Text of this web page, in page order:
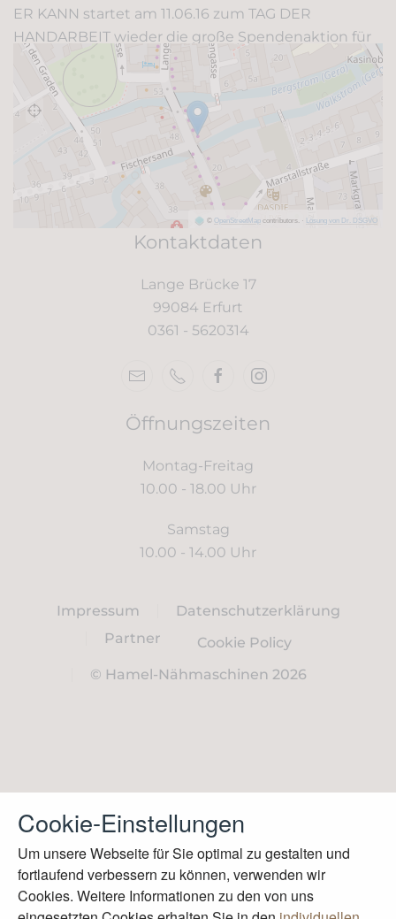
ER KANN startet am 11.06.16 zum TAG DER
HANDARBEIT wieder die große Spendenaktion für
Kinder aus wirtschaftlich schwächeren Familien.
Nähen, stricken und häkeln für kleine und größere
Kinder, die es im Leben n…
weiterlesen
© OpenStreetMapcontributors. · Lösung von Dr. DSGVO
Kontaktdaten
Lange Brücke 17
99084 Erfurt
0361 - 5620314
Öffnungszeiten
Montag-Freitag
10.00 - 18.00 Uhr
Samstag
10.00 - 14.00 Uhr
Impressum
Datenschutzerklärung
Partner
Cookie Policy
© Hamel-Nähmaschinen 2026
Cookie-Einstellungen
Um unsere Webseite für Sie optimal zu gestalten und
fortlaufend verbessern zu können, verwenden wir
Cookies. Weitere Informationen zu den von uns